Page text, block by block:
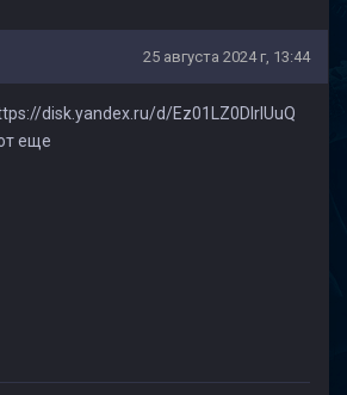
25 августа 2024 г, 13:44
disk.yandex.ru/d/Ez01LZ0DIrIUuQ
еще